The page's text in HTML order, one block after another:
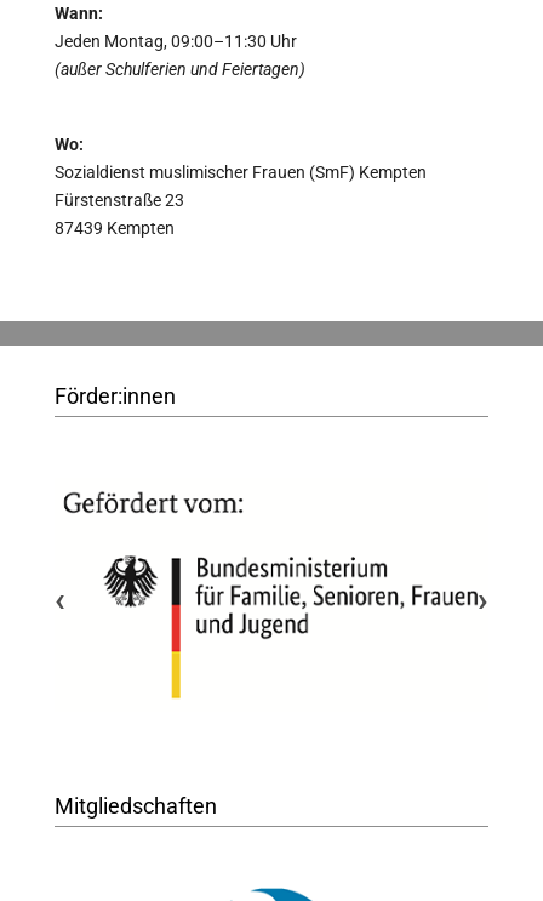
Wann:
Jeden Montag, 09:00–11:30 Uhr
(außer Schulferien und Feiertagen)
Wo:
Sozialdienst muslimischer Frauen (SmF) Kempten
Fürstenstraße 23
87439 Kempten
Förder:innen
‹ ›
Mitgliedschaften